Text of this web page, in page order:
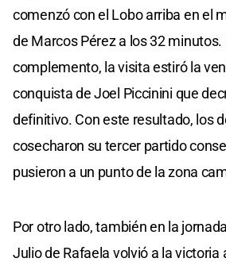
comenzó con el Lobo arriba en el
de Marcos Pérez a los 32 minutos.
complemento, la visita estiró la
conquista de Joel Piccinini que
definitivo. Con este resultado, los
cosecharon su tercer partido
pusieron a un punto de la zona
Por otro lado, también en la
Julio de Rafaela volvió a la victoria